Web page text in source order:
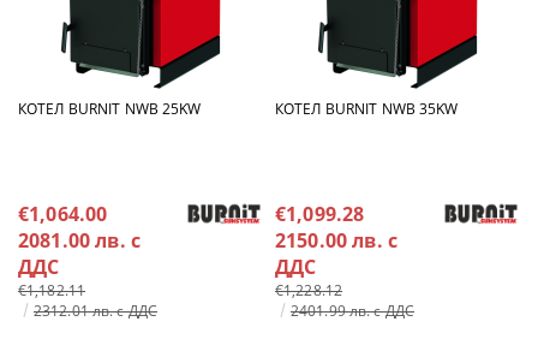
КОТЕЛ BURNIT NWB 25KW
€1,064.00
2081.00 лв. с
ДДС
€1,182.11
2312.01 лв. с ДДС
КОТЕЛ BURNIT NWB 35KW
€1,099.28
2150.00 лв. с
ДДС
€1,228.12
2401.99 лв. с ДДС